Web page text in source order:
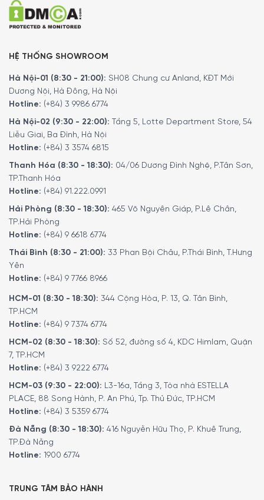
5/5 - (2 bình chọn)
HỆ THỐNG SHOWROOM
Hà Nội-01 (8:30 - 21:00): SH08 Chung cư Anland, KĐT Mới
Dương Nội, Hà Đông, Hà Nội
Hotline: (+84) 3 9986 6774
Hà Nội-02 (9:30 - 22:00): Tầng 5, Lotte Department Store, 54
Liễu Giai, Ba Đình, Hà Nội
Hotline: (+84) 3 3574 6815
Thanh Hóa (8:30 - 18:30): 04/06 Dương Đình Nghệ, P.Tân Sơn,
TP.Thanh Hóa
Hotline: (+84) 91.222.0991
Hải Phòng (8:30 - 18:30): 465 Võ Nguyên Giáp, P.Lê Chân,
TP.Hải Phòng
Hotline: (+84) 9 6618 6774
Thái Bình (8:30 - 21:00): 33 Phan Bội Châu, P.Thái Bình, T.Hưng
Yên
Hotline: (+84) 9 7766 8966
HCM-01 (8:30 - 18:30): 344 Cộng Hòa, P. 13, Q. Tân Bình,
TP.HCM
Hotline: (+84) 9 7374 6774
HCM-02 (8:30 - 18:30): Số 52, đường số 4, KDC Himlam, Quận
7, TP.HCM
Hotline: (+84) 3 9222 6774
HCM-03 (9:30 - 22:00): L3-16a, Tầng 3, Tòa nhà ESTELLA
PLACE, 88 Song Hành, P. An Phú, Tp. Thủ Đức, TP.HCM
Hotline: (+84) 3 5359 6774
Đà Nẵng (8:30 - 18:30): 416 Nguyễn Hữu Thọ, P. Khuê Trung,
TP.Đà Nẵng
Hotline: 1900 6774
TRUNG TÂM BẢO HÀNH